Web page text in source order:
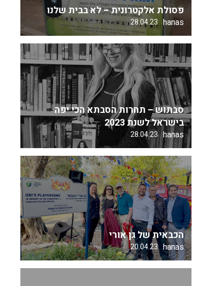
פסולת אלקטרונית – לא בבית שלנו
hanas
28.04.23
סבתוש – תחרות הסבתא הכי יפה
בישראל לשנת 2023
hanas
28.04.23
הכבאית של גן אורי
hanas
20.04.23